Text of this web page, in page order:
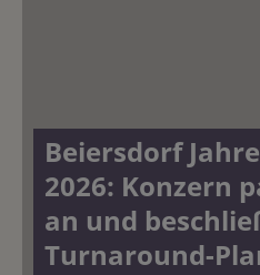
Beiersdorf
2026: Konzern
an und
Turnaround-